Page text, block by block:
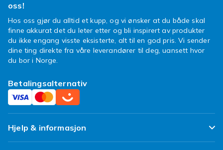
oss!
Hos oss gjør du alltid et kupp, og vi ønsker at du både skal
finne akkurat det du leter etter og bli inspirert av produkter
du ikke engang visste eksisterte, alt til en god pris. Vi sender
dine ting direkte fra våre leverandører til deg, uansett hvor
du bor i Norge.
Betalingsalternativ
Hjelp & informasjon